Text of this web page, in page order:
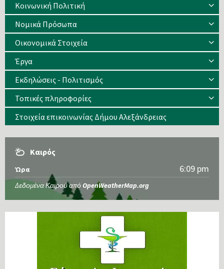
Κοινωνική Πολιτική
Νομικά Πρόσωπα
Οικονομικά Στοιχεία
Έργα
Εκδηλώσεις - Πολιτισμός
Τοπικές πληροφορίες
Στοιχεία επικοινωνίας Δήμου Αλεξάνδρειας
Καιρός
Ώρα 6:09 pm
Δεδομένα Καιρού από OpenWeatherMap.org